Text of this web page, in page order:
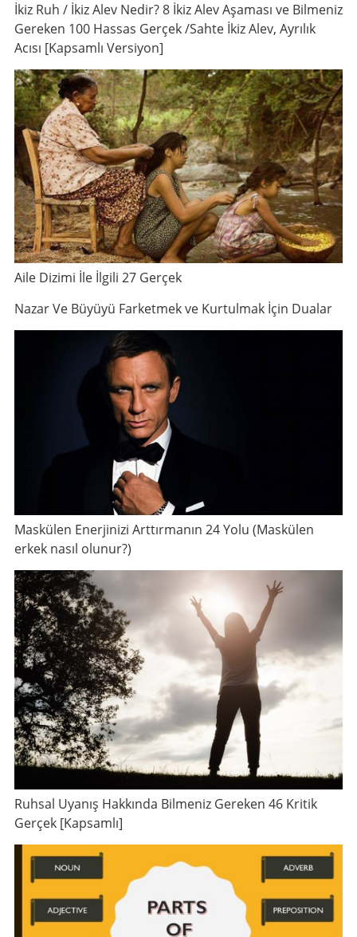
İkiz Ruh / İkiz Alev Nedir? 8 İkiz Alev Aşaması ve Bilmeniz
Gereken 100 Hassas Gerçek /Sahte İkiz Alev, Ayrılık
Acısı [Kapsamlı Versiyon]
Aile Dizimi İle İlgili 27 Gerçek
Nazar Ve Büyüyü Farketmek ve Kurtulmak İçin Dualar
Maskülen Enerjinizi Arttırmanın 24 Yolu (Maskülen
erkek nasıl olunur?)
Ruhsal Uyanış Hakkında Bilmeniz Gereken 46 Kritik
Gerçek [Kapsamlı]